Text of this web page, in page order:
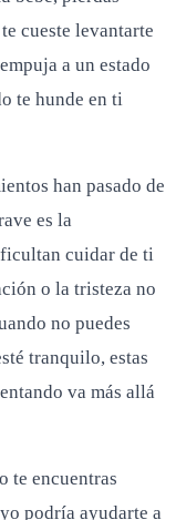
cueste levantarte
a un estado
te hunde en ti
han pasado de
es la
cuidar de ti
o la tristeza no
no puedes
tranquilo, estas
va más allá
te encuentras
podría ayudarte a